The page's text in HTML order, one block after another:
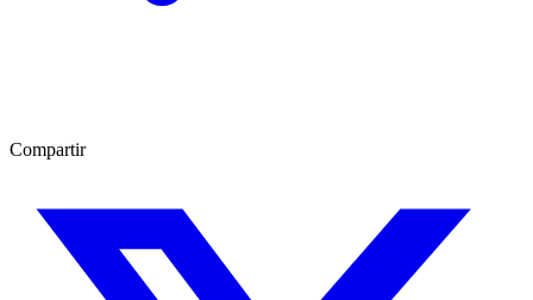
Compartir